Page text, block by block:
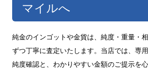
マイルへ
純金のインゴットや金貨は、純度・重量・
ずつ丁寧に査定いたします。当店では、専
純度確認と、わかりやすい金額のご提示を心